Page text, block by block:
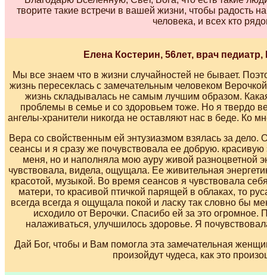
творите такие встречи в вашей жизни, чтобы радость
человека, и всех кто
Елена Костерин, 56лет, врач
Мы все знаем что в жизни случайностей не бывает.
жизнь пересеклась с замечательным человеком
жизнь складывалась не самым лучшим образом.
проблемы в семье и со здоровьем тоже. Но я твердо
ангелы-хранители никогда не оставляют нас в беде. Ко
Вера со свойственным ей энтузиазмом взялась за дело.
сеансы и я сразу же почувствовала ее добрую. красивую
меня, но и наполняла мою ауру живой разноцветной
чувствовала, видела, ощущала. Ее живительная
красотой, музыкой. Во время сеансов я чувствовала
матери, то красивой птичкой парящей в облаках, то
всегда всегда я ощущала покой и ласку так словно бы
исходило от Верочки. Спасибо ей за это огромное.
налаживаться, улучшилось здоровье. Я
Дай Бог, чтобы и Вам помогла эта замечательная
произойдут чудеса, как это